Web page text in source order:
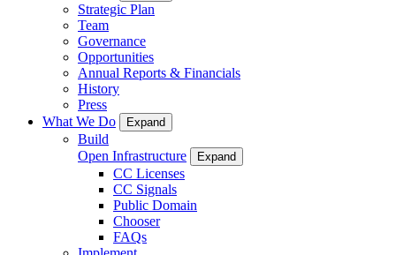
Strategic Plan
Team
Governance
Opportunities
Annual Reports & Financials
History
Press
What We Do
Expand
Build
Open Infrastructure
Expand
CC Licenses
CC Signals
Public Domain
Chooser
FAQs